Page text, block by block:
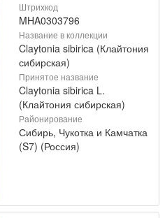
Штрихкод
MHA0303796
Название в коллекции
Claytonia sibirica (Клайтония
сибирская)
Принятое название
Claytonia sibirica L.
(Клайтония сибирская)
Районирование
Сибирь, Чукотка и Камчатка
(S7) (Россия)